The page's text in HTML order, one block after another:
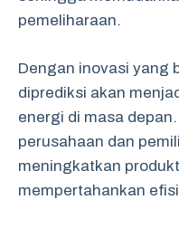
pemeliharaan.
Dengan inovasi yang
diprediksi akan
energi di masa
perusahaan dan
meningkatkan
mempertahankan